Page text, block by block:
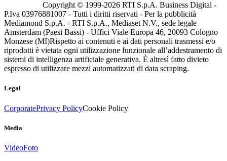
Copyright © 1999-2026 RTI S.p.A. Business Digital -
P.Iva 03976881007 - Tutti i diritti riservati - Per la pubblicità
Mediamond S.p.A. - RTI S.p.A., Mediaset N.V., sede legale
Amsterdam (Paesi Bassi) - Uffici Viale Europa 46, 20093 Cologno
Monzese (MI)Rispetto ai contenuti e ai dati personali trasmessi e/o
riprodotti è vietata ogni utilizzazione funzionale all’addestramento di
sistemi di intelligenza artificiale generativa. È altresì fatto divieto
espresso di utilizzare mezzi automatizzati di data scraping.
Legal
CorporatePrivacy PolicyCookie Policy
Media
VideoFoto